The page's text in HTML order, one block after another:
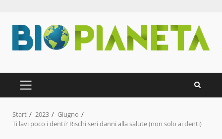
Inhalt
springen
PRIMÄRES
MENÜ
Start 2023
Giugno
Ti lavi poco i denti? Rischi seri danni alla salute (non solo ai denti)